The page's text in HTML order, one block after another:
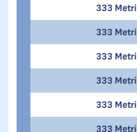
333 Metri
333 Metri
333 Metri
333 Metri
333 Metri
333 Metri